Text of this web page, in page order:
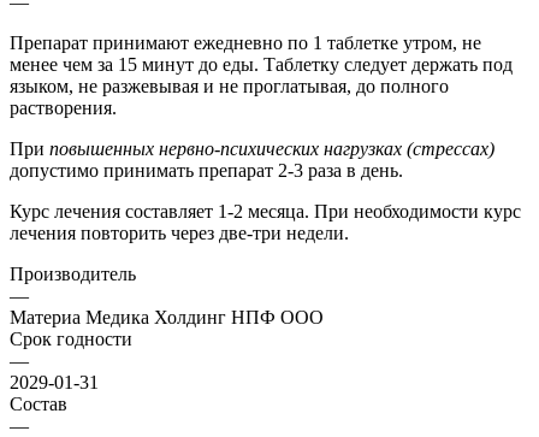
Препарат принимают ежедневно по 1 таблетке утром, не
менее чем за 15 минут до еды. Таблетку следует держать под
языком, не разжевывая и не проглатывая, до полного
растворения.
При повышенных нервно-психических нагрузках (стрессах)
допустимо принимать препарат 2-3 раза в день.
Курс лечения составляет 1-2 месяца. При необходимости курс
лечения повторить через две-три недели.
Производитель
—
Материа Медика Холдинг НПФ ООО
Срок годности
—
2029-01-31
Состав
—